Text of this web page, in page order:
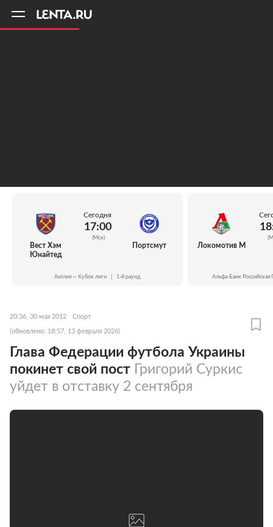
Вест Хэм
Юнайтед
Сегодня
17:00
(Мск)
Портсмут
Англия — Кубок лиги 1-й раунд
Локомотив М
Альфа-Банк Российская
20:36, 30 мая 2012 Спорт
(обновлено: 18:57, 13 февраля 2026)
Глава Федерации футбола Украины
покинет свой пост Григорий Суркис
уйдет в отставку 2 сентября